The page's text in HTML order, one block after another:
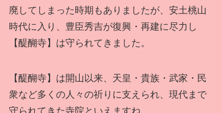
廃してしまった時期もありましたが、安土桃山
時代に入り、豊臣秀吉が復興・再建に尽力し
【醍醐寺】は守られてきました。
【醍醐寺】は開山以来、天皇・貴族・武家・民
衆など多くの人々の祈りに支えられ、現代まで
守られてきた寺院といえますね。